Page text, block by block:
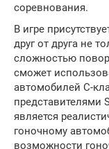
соревнования.
В игре
друг от друга не
сложностью
сможет
автомобилей C-
представителями
является
гоночному
возможности